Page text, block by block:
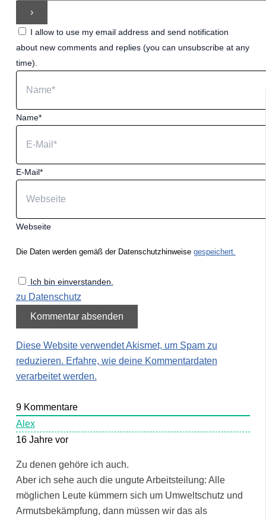
I allow to use my email address and send notification
about new comments and replies (you can unsubscribe at any
time).
Name*
E-Mail*
Webseite
Die Daten werden gemäß der Datenschutzhinweise gespeichert.
Ich bin einverstanden.
zu Datenschutz
Diese Website verwendet Akismet, um Spam zu
reduzieren. Erfahre, wie deine Kommentardaten
verarbeitet werden.
9Kommentare
Alex
16 Jahre vor
Zu denen gehöre ich auch.
Aber ich sehe auch die ungute Arbeitsteilung: Alle
möglichen Leute kümmern sich um Umweltschutz und
Armutsbekämpfung, dann müssen wir das als